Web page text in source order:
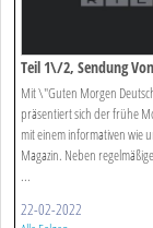
Teil 1\/2, Sendung
Mit \"Guten Morgen
präsentiert sich der frühe
mit einem informativen wie
Magazin. Neben
...
22-02-2022